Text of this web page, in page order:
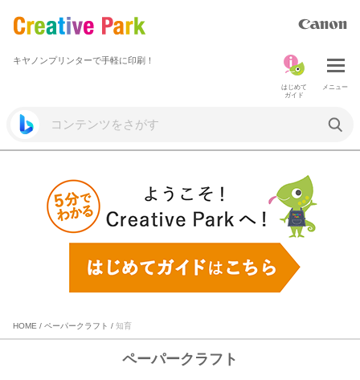
キヤノンプリンターで手軽に印刷！
メニュー
はじめて
ガイド
HOME / ペーパークラフト / 知育
ペーパークラフト